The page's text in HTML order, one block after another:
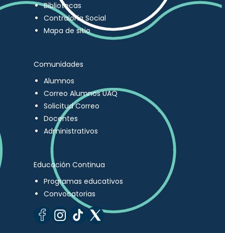
Bibliotecas
Contraloría Social
Mapa de sitio
Comunidades
Alumnos
Correo Alumnos UAQ
Solicitud Correo
Docentes
Administrativos
Educación Continua
Programas educativos
Convocatorias